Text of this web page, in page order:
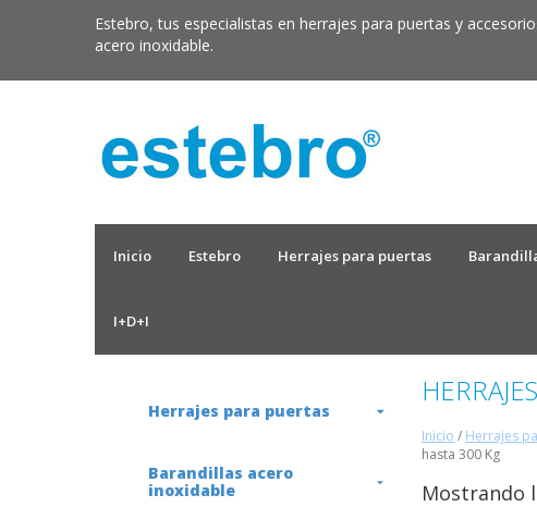
Estebro, tus especialistas en herrajes para puertas y
acero inoxidable.
Inicio Estebro Herrajes para puertas
I+D+I
Herrajes para puertas
Barandillas acero
inoxidable
Inicio / Herrajes
hasta 300 Kg
Mostrando